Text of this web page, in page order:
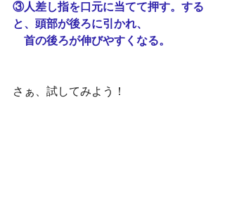
③人差し指を口元に当てて押す。する
と、頭部が後ろに引かれ、
首の後ろが伸びやすくなる。
さぁ、試してみよう！